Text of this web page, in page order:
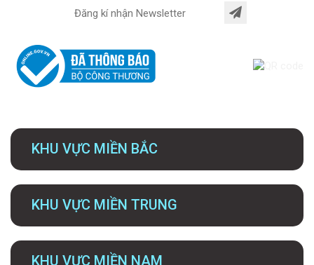
KHU VỰC MIỀN BẮC
KHU VỰC MIỀN TRUNG
KHU VỰC MIỀN NAM